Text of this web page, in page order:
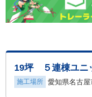
19坪 ５連棟ユニ
施工場所 愛知県名古屋